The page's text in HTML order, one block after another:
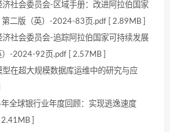
社会委员会-区域手册：改进阿拉伯国家
二版（英）-2024-83页.pdf [ 2.89MB ]
社会委员会-追踪阿拉伯国家可持续发展
-2024-92页.pdf [ 2.57MB ]
在超大规模数据库运维中的研究与应
全球银行业年度回顾：实现逃逸速度
]